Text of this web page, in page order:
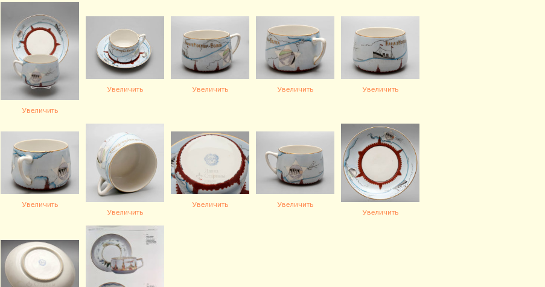
Увеличить
Увеличить Увеличить Увеличить Увеличить
Увеличить
Увеличить
Увеличить Увеличить
Увеличить